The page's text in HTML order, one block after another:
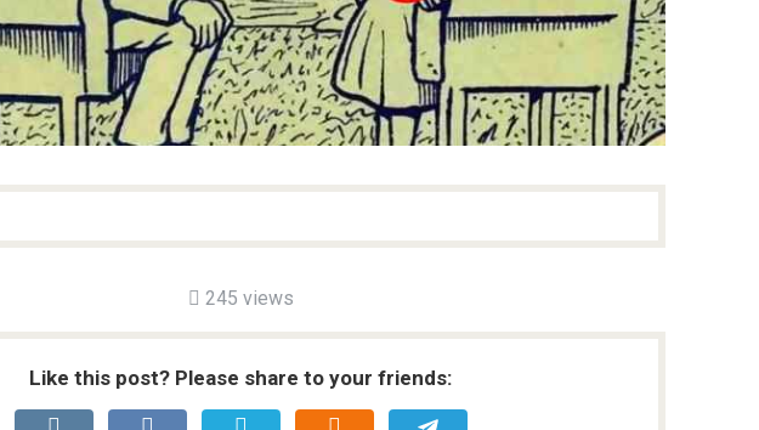
245 views
Like this post? Please share to your friends: